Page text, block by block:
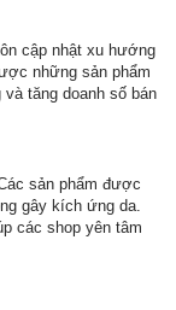
cập nhật xu hướng
những sản phẩm
tăng doanh số bán
sản phẩm được
gây kích ứng da.
các shop yên tâm